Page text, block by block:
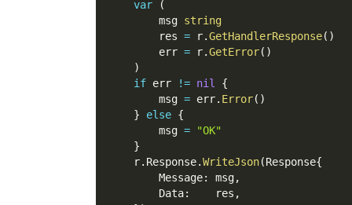
var
(
        msg
string
        res
= r.GetHandlerResponse( )
        err
= r.GetError( )
)
if err != nil
{
        msg
= err. Error( )
}
else {
        msg
=
"OK"
}
    r
. Response.WriteJson(Response{
        Message
: msg,
        Data
:
    res
,